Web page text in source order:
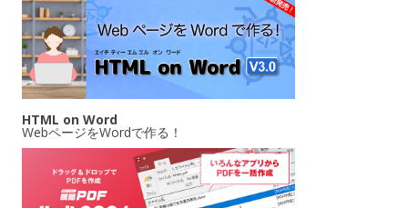
HTML on Word
WebページをWordで作る！